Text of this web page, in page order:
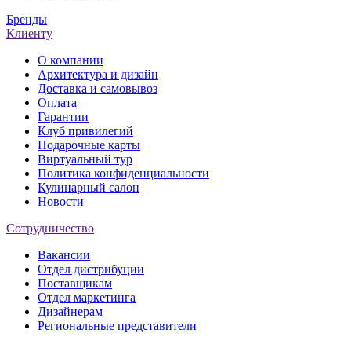
Бренды
Клиенту
О компании
Архитектура и дизайн
Доставка и самовывоз
Оплата
Гарантии
Клуб привилегий
Подарочные карты
Виртуальный тур
Политика конфиденциальности
Кулинарный салон
Новости
Сотрудничество
Вакансии
Отдел дистрибуции
Поставщикам
Отдел маркетинга
Дизайнерам
Региональные представители